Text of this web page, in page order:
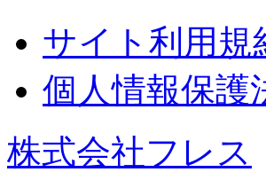
サイト利用規
個人情報保護
株式会社フレス